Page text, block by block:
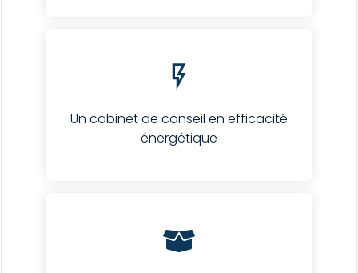
Un cabinet de conseil en efficacité
énergétique